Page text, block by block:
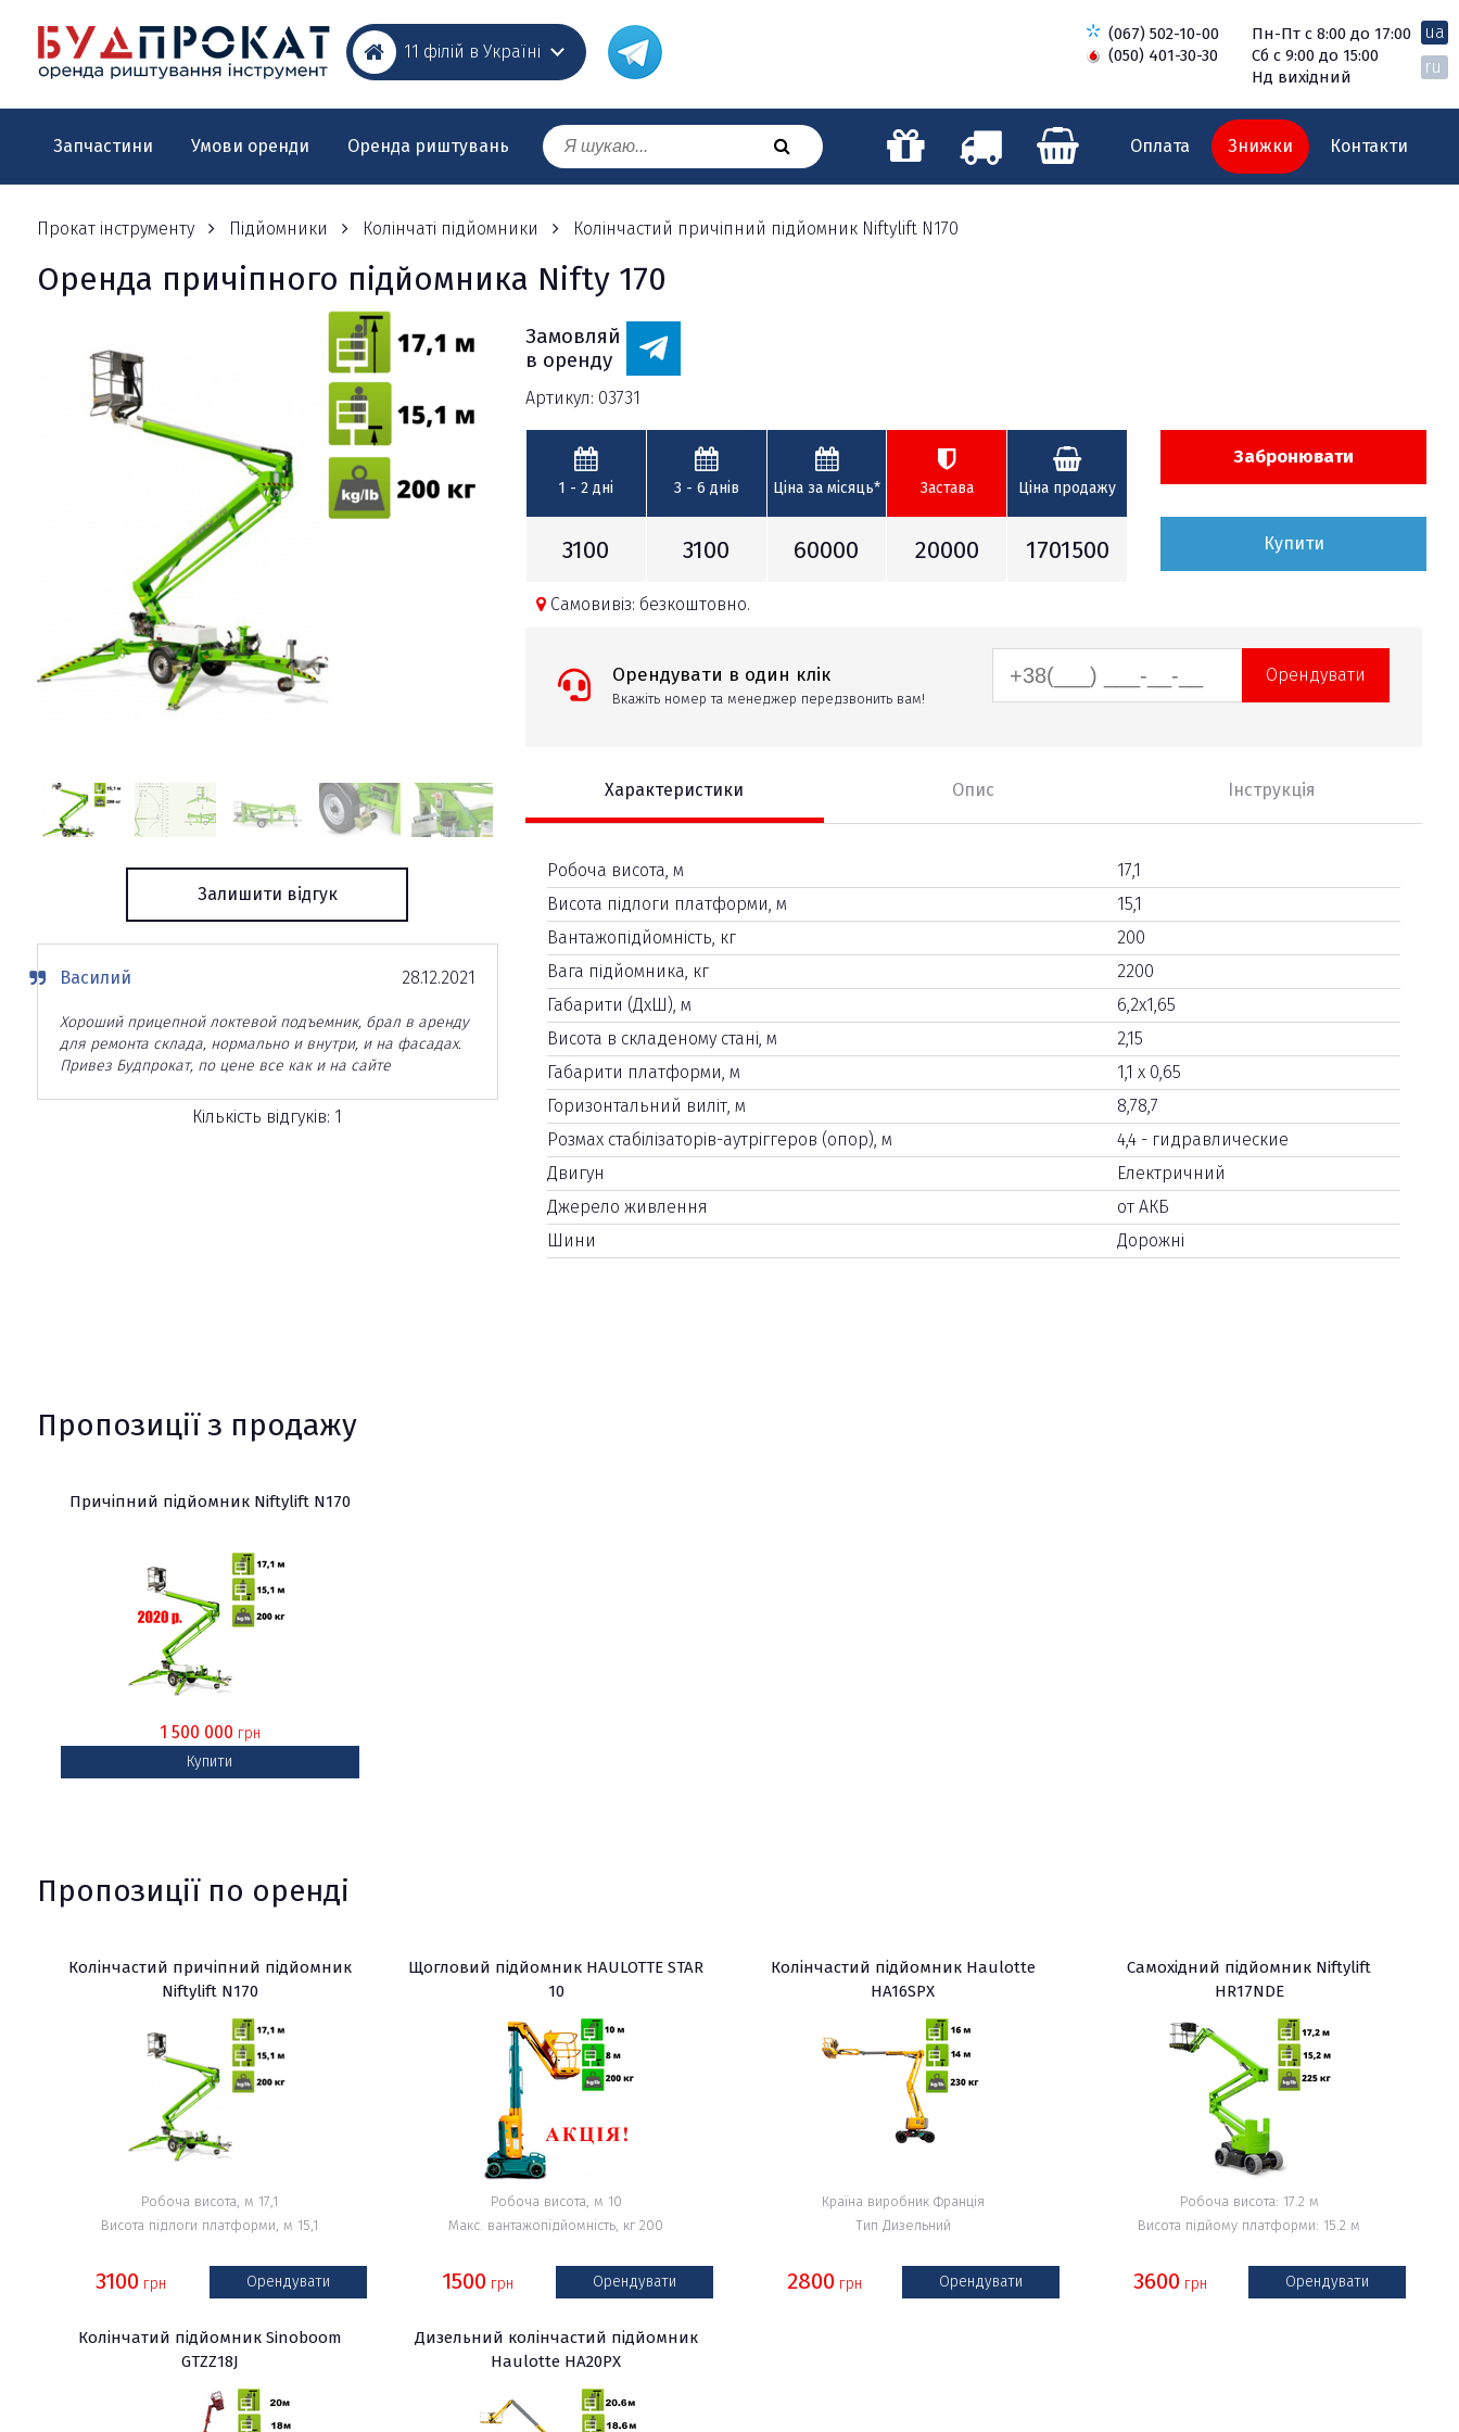
11 філій в Україні
Пн-Пт с 8:00 до 17:00
Сб с 9:00 до 15:00
Нд вихідний
(067) 502-10-00
(050) 401-30-30
Запчастини Умови оренди Оренда риштувань
ua
ru
Контакти
Оплата Знижки
Прокат інструменту Підйомники Колінчаті підйомники Колінчастий причіпний підйомник Niftylift N170
Оренда причіпного підйомника Nifty 170
Залишити відгук
Василий 28.12.2021
Хороший прицепной локтевой подъемник, брал в аренду
для ремонта склада, нормально и внутри, и на фасадах.
Привез Будпрокат, по цене все как и на сайте
Кількість відгуків: 1
Замовляй
в оренду
Артикул: 03731
1 - 2 дні
3100
3 - 6 днів
3100
Ціна за місяць*
60000
Застава
20000
Ціна продажу
1701500
Забронювати
Купити
Самовивіз: безкоштовно.
Орендувати в один клік
Вкажіть номер та менеджер передзвонить вам!
Орендувати
Характеристики Опис Інструкція
Робоча висота, м
17,1
Висота підлоги платформи, м
15,1
Вантажопідйомність, кг
200
Вага підйомника, кг
2200
Габарити (ДхШ), м
6,2х1,65
Висота в складеному стані, м
2,15
Габарити платформи, м
1,1 x 0,65
Горизонтальний виліт, м
8,78,7
Розмах стабілізаторів-аутріггеров (опор), м
4,4 - гидравлические
Двигун
Електричний
Джерело живлення
от АКБ
Шини
Дорожні
Пропозиції з продажу
Причіпний підйомник Niftylift N170
1 500 000 грн
Купити
Пропозиції по оренді
Колінчастий причіпний підйомник
Niftylift N170
Робоча висота, м 17,1
Висота підлоги платформи, м 15,1
3100 грн Орендувати
Щогловий підйомник HAULOTTE STAR
10
Робоча висота, м 10
Макс. вантажопідйомність, кг 200
1500 грн Орендувати
Колінчастий підйомник Haulotte
HA16SPX
Країна виробник Франція
Тип Дизельний
2800 грн Орендувати
Самохідний підйомник Niftylift
HR17NDE
Робоча висота: 17.2 м
Висота підйому платформи: 15.2 м
3600 грн Орендувати
Колінчатий підйомник Sinoboom
GTZZ18J
Дизельний колінчастий підйомник
Haulotte HA20PX